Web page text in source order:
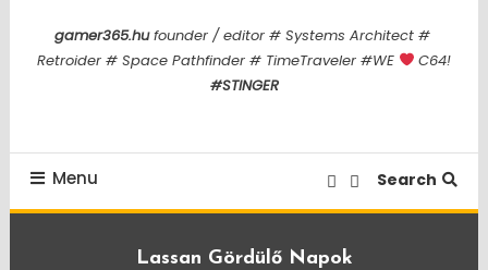
gamer365.hufounder / editor # Systems Architect #
Retroider # Space Pathfinder # TimeTraveler #WE
C64!
#STINGER
Menu Search
Lassan Gördülő Napok